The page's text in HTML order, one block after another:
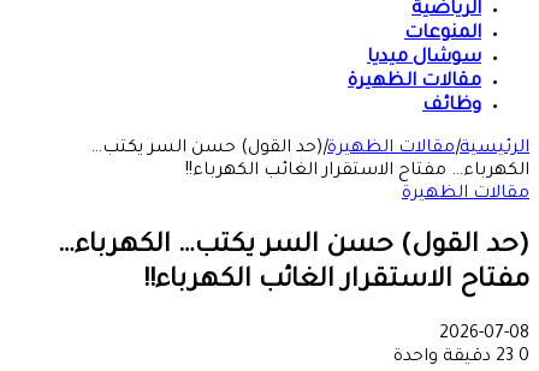
الرياضية
المنوعات
سوشال ميديا
مقالات الظهيرة
وظائف
الرئيسية|مقالات الظهيرة|(حد القول) حسن السر يكتب…
الكهرباء… مفتاح الاستقرار الغائب الكهرباء!!
مقالات الظهيرة
(حد القول) حسن السر يكتب… الكهرباء…
مفتاح الاستقرار الغائب الكهرباء!!
2026-07-08
0
دقيقة واحدة